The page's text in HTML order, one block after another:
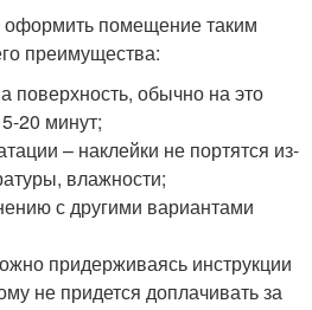
оформить помещение таким
преимущества:
поверхность, обычно на это
20 минут;
– наклейки не портятся из-
влажности;
с другими вариантами
придерживаясь инструкции
не придется доплачивать за